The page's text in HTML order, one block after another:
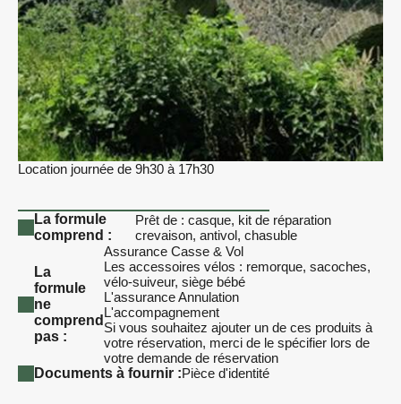
Location journée de 9h30 à 17h30
La formule
comprend :
Prêt de : casque, kit de réparation
crevaison, antivol, chasuble
La
formule
ne
comprend
pas :
Assurance Casse & Vol
Les accessoires vélos : remorque, sacoches,
vélo-suiveur, siège bébé
L'assurance Annulation
L'accompagnement
Si vous souhaitez ajouter un de ces produits à
votre réservation, merci de le spécifier lors de
votre demande de réservation
Documents à fournir :Pièce d'identité